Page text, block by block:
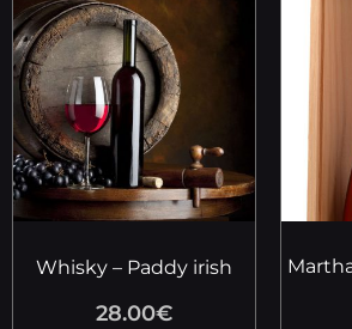
Whisky – Paddy irish
28.00€